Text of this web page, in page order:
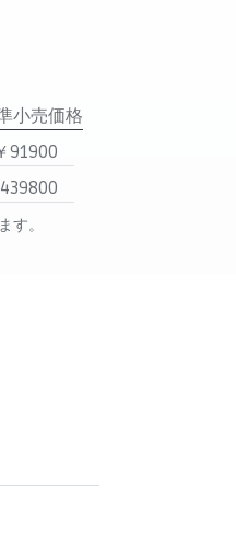
小売価格
91900
す。